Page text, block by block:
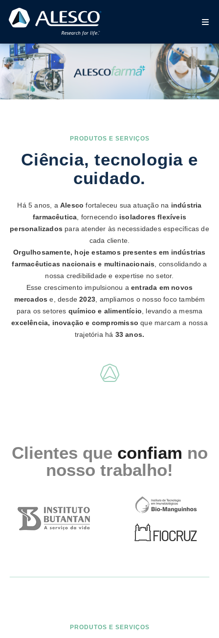
PRODUTOS E SERVIÇOS
Ciência, tecnologia e
cuidado.
Há 5 anos, aAlesco fortaleceu sua atuação na indústria
farmacêutica , fornecendo isoladores flexíveis
personalizados para atender às necessidades específicas de
cada cliente.
Orgulhosamente, hoje estamos presentes em indústrias
farmacêuticas nacionais e multinacionais , consolidando a
nossa credibilidade e expertise no setor.
Esse crescimento impulsionou a entrada em novos
mercados e, desde2023 , ampliamos o nosso foco também
para os setores químico e alimentício , levando a mesma
excelência, inovação e compromisso que marcam a nossa
trajetória há 33 anos.
Clientes que confiam no
nosso trabalho!
PRODUTOS E SERVIÇOS